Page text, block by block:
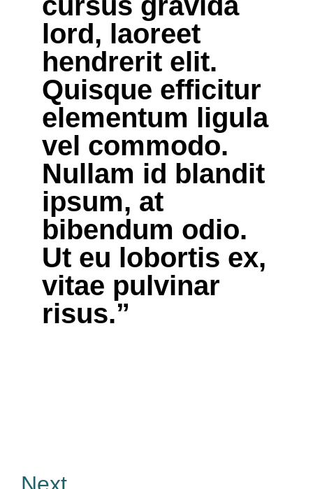
lord, laoreet
hendrerit elit.
Quisque efficitur
elementum ligula
vel commodo.
Nullam id blandit
ipsum, at
bibendum odio.
Ut eu lobortis ex,
vitae pulvinar
risus.”